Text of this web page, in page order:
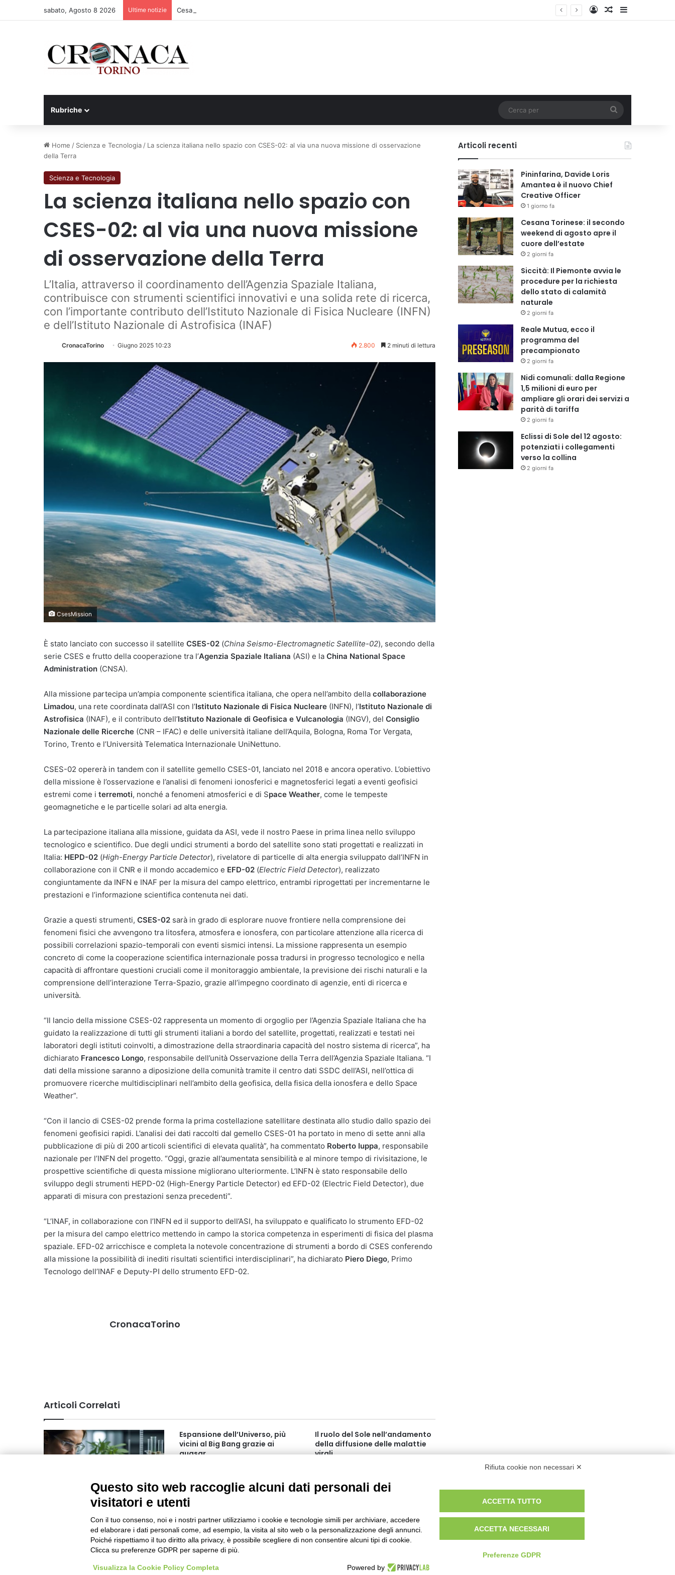
sabato, Agosto 8 2026 Ultime notizie Cesana Torinese: il secondo weekend di agosto apre il cuore dell’estate AccediUn articolo a
Rubriche
per
Home / Scienza e Tecnologia / La scienza italiana nello spazio con CSES-02: al via una nuova missione di osservazione
della Terra
Scienza e Tecnologia
La scienza italiana nello spazio con
CSES-02: al via una nuova missione
di osservazione della Terra
L’Italia, attraverso il coordinamento dell’Agenzia Spaziale Italiana,
contribuisce con strumenti scientifici innovativi e una solida rete di ricerca,
con l’importante contributo dell’Istituto Nazionale di Fisica Nucleare (INFN)
e dell’Istituto Nazionale di Astrofisica (INAF)
CronacaTorino Giugno 2025 10:23 2.800 2 minuti di lettura
CsesMission
È stato lanciato con successo il satellite CSES-02 (China Seismo-Electromagnetic Satellite-02), secondo della
serie CSES e frutto della cooperazione tra l’Agenzia Spaziale Italiana (ASI) e la China National Space
Administration (CNSA).
Alla missione partecipa un’ampia componente scientifica italiana, che opera nell’ambito della collaborazione
Limadou, una rete coordinata dall’ASI con l’Istituto Nazionale di Fisica Nucleare (INFN), l’Istituto Nazionale di
Astrofisica (INAF), e il contributo dell’Istituto Nazionale di Geofisica e Vulcanologia (INGV), del Consiglio
Nazionale delle Ricerche (CNR – IFAC) e delle università italiane dell’Aquila, Bologna, Roma Tor Vergata,
Torino, Trento e l’Università Telematica Internazionale UniNettuno.
CSES-02 opererà in tandem con il satellite gemello CSES-01, lanciato nel 2018 e ancora operativo. L’obiettivo
della missione è l’osservazione e l’analisi di fenomeni ionosferici e magnetosferici legati a eventi geofisici
estremi come i terremoti, nonché a fenomeni atmosferici e di Space Weather, come le tempeste
geomagnetiche e le particelle solari ad alta energia.
La partecipazione italiana alla missione, guidata da ASI, vede il nostro Paese in prima linea nello sviluppo
tecnologico e scientifico. Due degli undici strumenti a bordo del satellite sono stati progettati e realizzati in
Italia: HEPD-02 (High-Energy Particle Detector), rivelatore di particelle di alta energia sviluppato dall’INFN in
collaborazione con il CNR e il mondo accademico e EFD-02 (Electric Field Detector), realizzato
congiuntamente da INFN e INAF per la misura del campo elettrico, entrambi riprogettati per incrementarne le
prestazioni e l’informazione scientifica contenuta nei dati.
Grazie a questi strumenti, CSES-02 sarà in grado di esplorare nuove frontiere nella comprensione dei
fenomeni fisici che avvengono tra litosfera, atmosfera e ionosfera, con particolare attenzione alla ricerca di
possibili correlazioni spazio-temporali con eventi sismici intensi. La missione rappresenta un esempio
concreto di come la cooperazione scientifica internazionale possa tradursi in progresso tecnologico e nella
capacità di affrontare questioni cruciali come il monitoraggio ambientale, la previsione dei rischi naturali e la
comprensione dell’interazione Terra-Spazio, grazie all’impegno coordinato di agenzie, enti di ricerca e
università.
“Il lancio della missione CSES-02 rappresenta un momento di orgoglio per l’Agenzia Spaziale Italiana che ha
guidato la realizzazione di tutti gli strumenti italiani a bordo del satellite, progettati, realizzati e testati nei
laboratori degli istituti coinvolti, a dimostrazione della straordinaria capacità del nostro sistema di ricerca”, ha
dichiarato Francesco Longo, responsabile dell’unità Osservazione della Terra dell’Agenzia Spaziale Italiana. “I
dati della missione saranno a diposizione della comunità tramite il centro dati SSDC dell’ASI, nell’ottica di
promuovere ricerche multidisciplinari nell’ambito della geofisica, della fisica della ionosfera e dello Space
Weather”.
“Con il lancio di CSES-02 prende forma la prima costellazione satellitare destinata allo studio dallo spazio dei
fenomeni geofisici rapidi. L’analisi dei dati raccolti dal gemello CSES-01 ha portato in meno di sette anni alla
pubblicazione di più di 200 articoli scientifici di elevata qualità”, ha commentato Roberto Iuppa, responsabile
nazionale per l’INFN del progetto. “Oggi, grazie all’aumentata sensibilità e al minore tempo di rivisitazione, le
prospettive scientifiche di questa missione migliorano ulteriormente. L’INFN è stato responsabile dello
sviluppo degli strumenti HEPD-02 (High-Energy Particle Detector) ed EFD-02 (Electric Field Detector), due
apparati di misura con prestazioni senza precedenti”.
“L’INAF, in collaborazione con l’INFN ed il supporto dell’ASI, ha sviluppato e qualificato lo strumento EFD-02
per la misura del campo elettrico mettendo in campo la storica competenza in esperimenti di fisica del plasma
spaziale. EFD-02 arricchisce e completa la notevole concentrazione di strumenti a bordo di CSES conferendo
alla missione la possibilità di inediti risultati scientifici interdisciplinari”, ha dichiarato Piero Diego, Primo
Tecnologo dell’INAF e Deputy-PI dello strumento EFD-02.
CronacaTorino
Articoli Correlati
TEA: il CREA coordina la
sperimentazione nazionale
Luglio 2025 13:54
Espansione dell’Universo, più
vicini al Big Bang grazie ai
quasar
Il ruolo del Sole nell’andamento
della diffusione delle malattie
virali
Articoli recenti
Pininfarina, Davide Loris
Amantea è il nuovo Chief
Creative Officer
1 giorno fa
Cesana Torinese: il secondo
weekend di agosto apre il
cuore dell’estate
2 giorni fa
Siccità: Il Piemonte avvia le
procedure per la richiesta
dello stato di calamità
naturale
2 giorni fa
Reale Mutua, ecco il
programma del
precampionato
2 giorni fa
Nidi comunali: dalla Regione
1,5 milioni di euro per
ampliare gli orari dei servizi a
parità di tariffa
2 giorni fa
Eclissi di Sole del 12 agosto:
potenziati i collegamenti
verso la collina
2 giorni fa
Rifiuta cookie non necessari ✕
Questo sito web raccoglie alcuni dati personali dei
visitatori e utenti
Con il tuo consenso, noi e i nostri partner utilizziamo i cookie e tecnologie simili per archiviare, accedere
ed elaborare i dati personali come, ad esempio, la visita al sito web o la personalizzazione degli annunci.
Poiché rispettiamo il tuo diritto alla privacy, è possibile scegliere di non consentire alcuni tipi di cookie.
Clicca su preferenze GDPR per saperne di più.
Visualizza la Cookie Policy Completa Powered by
ACCETTA TUTTO
ACCETTA NECESSARI
Preferenze GDPR